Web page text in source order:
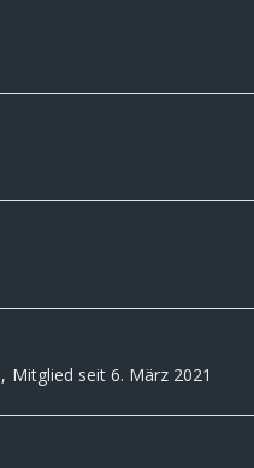
Mitglied seit 6. März 2021